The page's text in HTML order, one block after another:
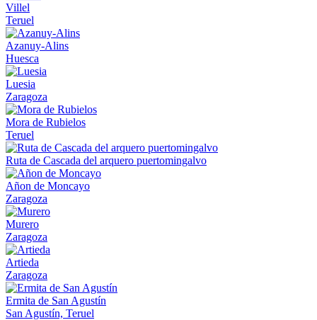
Villel
Teruel
Azanuy-Alins
Huesca
Luesia
Zaragoza
Mora de Rubielos
Teruel
Ruta de Cascada del arquero puertomingalvo
Añon de Moncayo
Zaragoza
Murero
Zaragoza
Artieda
Zaragoza
Ermita de San Agustín
San Agustín, Teruel